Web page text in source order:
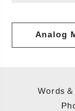
Analog
Words